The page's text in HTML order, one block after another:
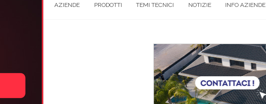
AZIENDE PRODOTTI TEMI TECNICI NOTIZIE INFO AZIENDE